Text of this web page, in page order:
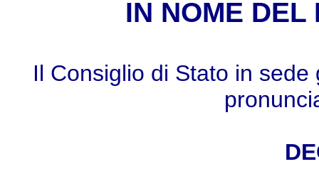
IN NOME DEL
Il Consiglio di Stato in